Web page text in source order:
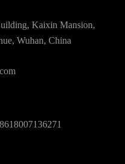
Kaixin Mansion,
Wuhan, China